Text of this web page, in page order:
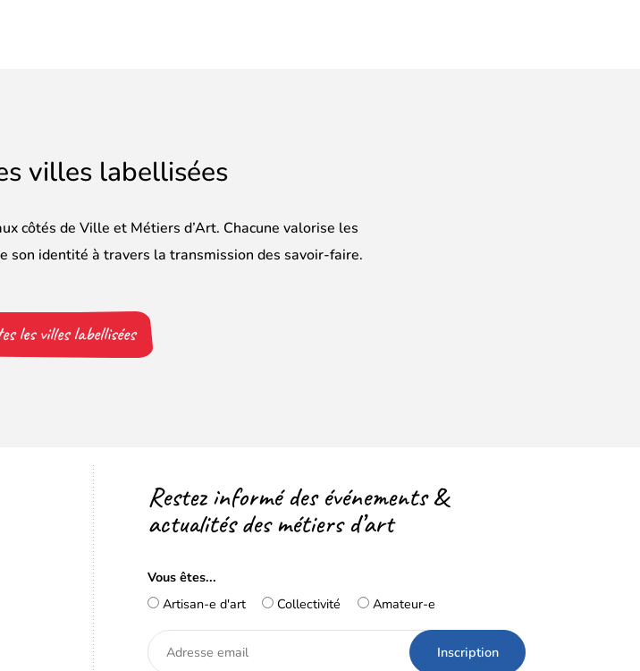
villes labellisées
côtés de Ville et Métiers d’Art. Chacune valorise les
son identité à travers la transmission des savoir-faire.
les villes labellisées
Restez informé des événements &
actualités des métiers d’art
Vous êtes...
Artisan-e d'art
Collectivité Amateur-e
Adresse